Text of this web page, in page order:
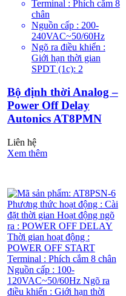
Terminal : Phích cắm 8
chân
Nguồn cấp : 200-
240VAC~50/60Hz
Ngõ ra điều khiển :
Giới hạn thời gian
SPDT (1c): 2
Bộ định thời Analog –
Power Off Delay
Autonics AT8PMN
Liên hệ
Xem thêm